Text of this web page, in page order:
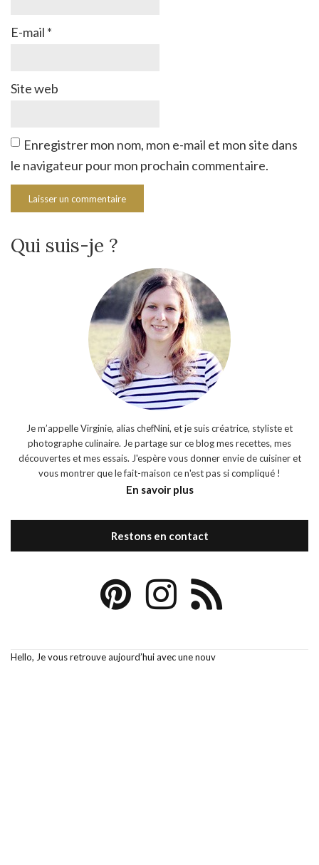
E-mail *
Site web
Enregistrer mon nom, mon e-mail et mon site dans
le navigateur pour mon prochain commentaire.
Qui suis-je ?
Je m’appelle Virginie, alias chefNini, et je suis créatrice, styliste et
photographe culinaire. Je partage sur ce blog mes recettes, mes
découvertes et mes essais. J'espère vous donner envie de cuisiner et
vous montrer que le fait-maison ce n'est pas si compliqué !
En savoir plus
Restons en contact
Hello, Je vous retrouve aujourd’hui avec une nouv